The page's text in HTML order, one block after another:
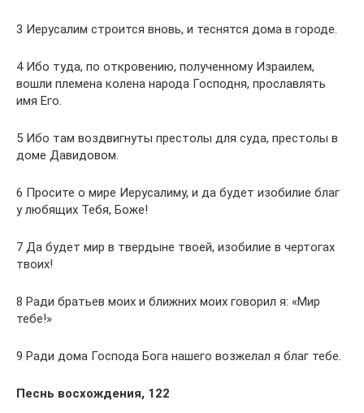
3 Иерусалим строится вновь, и теснятся дома в городе.
4 Ибо туда, по откровению, полученному Израилем,
вошли племена колена народа Господня, прославлять
имя Его.
5 Ибо там воздвигнуты престолы для суда, престолы в
доме Давидовом.
6 Просите о мире Иерусалиму, и да будет изобилие благ
у любящих Тебя, Боже!
7 Да будет мир в твердыне твоей, изобилие в чертогах
твоих!
8 Ради братьев моих и ближних моих говорил я: «Мир
тебе!»
9 Ради дома Господа Бога нашего возжелал я благ тебе.
Песнь восхождения, 122